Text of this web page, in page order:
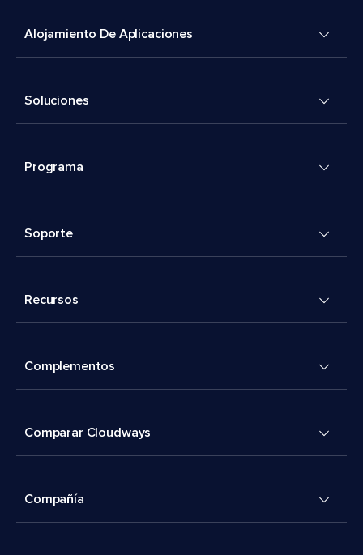
Alojamiento De Aplicaciones
Soluciones
Programa
Soporte
Recursos
Complementos
Comparar Cloudways
Compañía